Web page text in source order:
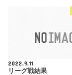
2022.9.11
リーグ戦結果